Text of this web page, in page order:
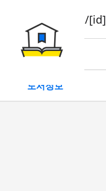
book/rent/[id]
대여
도서정보